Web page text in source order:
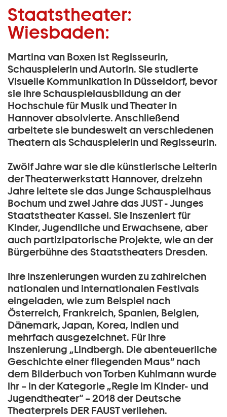
Zum Hauptinhalt springen
Zum Footer springen
Staatstheater:
Wiesbaden:
Regie:
Martina van Boxen:
Martina van Boxen ist Regisseurin,
Schauspielerin und Autorin. Sie studierte
Visuelle Kommunikation in Düsseldorf, bevor
sie ihre Schauspielausbildung an der
Hochschule für Musik und Theater in
Hannover absolvierte. Anschließend
arbeitete sie bundesweit an verschiedenen
Theatern als Schauspielerin und Regisseurin.
Zwölf Jahre war sie die künstlerische Leiterin
der Theaterwerkstatt Hannover, dreizehn
Jahre leitete sie das Junge Schauspielhaus
Bochum und zwei Jahre das JUST - Junges
Staatstheater Kassel. Sie inszeniert für
Kinder, Jugendliche und Erwachsene, aber
auch partizipatorische Projekte, wie an der
Bürgerbühne des Staatstheaters Dresden.
Ihre Inszenierungen wurden zu zahlreichen
nationalen und internationalen Festivals
eingeladen, wie zum Beispiel nach
Österreich, Frankreich, Spanien, Belgien,
Dänemark, Japan, Korea, Indien und
mehrfach ausgezeichnet. Für ihre
Inszenierung „Lindbergh. Die abenteuerliche
Geschichte einer fliegenden Maus“ nach
dem Bilderbuch von Torben Kuhlmann wurde
ihr – in der Kategorie „Regie im Kinder- und
Jugendtheater“ – 2018 der Deutsche
Theaterpreis DER FAUST verliehen.